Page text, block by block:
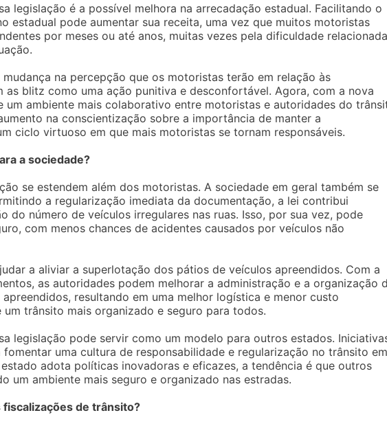
legislação é a possível melhora na arrecadação estadual. Facilitando o
estadual pode aumentar sua receita, uma vez que muitos motoristas
por meses ou até anos, muitas vezes pela dificuldade
na percepção que os motoristas terão em relação às
as blitz como uma ação punitiva e desconfortável. Agora, com a nova
um ambiente mais colaborativo entre motoristas e autoridades do
na conscientização sobre a importância de manter a
ciclo virtuoso em que mais motoristas se tornam responsáveis.
a sociedade?
se estendem além dos motoristas. A sociedade em geral também se
a regularização imediata da documentação, a lei contribui
do número de veículos irregulares nas ruas. Isso, por sua vez, pode
com menos chances de acidentes causados por veículos não
a aliviar a superlotação dos pátios de veículos apreendidos. Com a
as autoridades podem melhorar a administração e a organização
resultando em uma melhor logística e menor custo
trânsito mais organizado e seguro para todos.
legislação pode servir como um modelo para outros estados.
fomentar uma cultura de responsabilidade e regularização no trânsito em
adota políticas inovadoras e eficazes, a tendência é que outros
um ambiente mais seguro e organizado nas estradas.
de trânsito?